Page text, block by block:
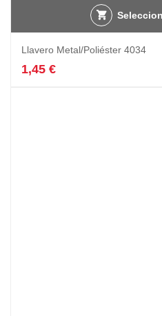
Llavero Metal/Poliéster 4034
1,45 €